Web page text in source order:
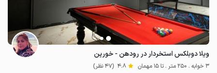
ویلا دوبلکس استخردار در رودهن - خورین
3 خوابه . 250 متر . تا 15 مهمان 4.8 (47 نظر)